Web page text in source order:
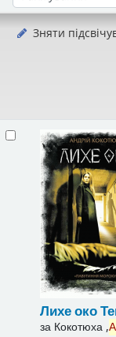
Зняти
Лихе око
за Кокотюха ,